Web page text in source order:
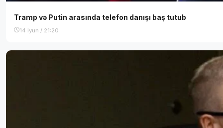
Tramp və Putin arasında telefon danışı baş tutub
14 iyun / 21:20